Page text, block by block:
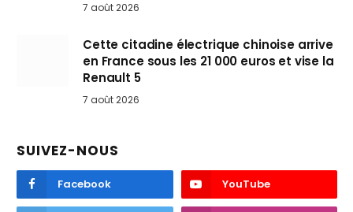
7 août 2026
Cette citadine électrique chinoise arrive
en France sous les 21 000 euros et vise la
Renault 5
7 août 2026
SUIVEZ-NOUS
Facebook YouTube